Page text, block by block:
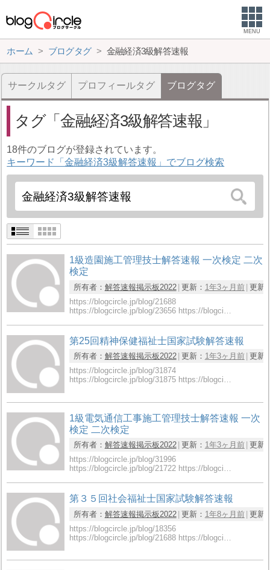
MENU
ホーム ブログタグ 金融経済3級解答速報
サークルタグ プロフィールタグ ブログタグ
タグ 金融経済3級解答速報
18件のブログが登録されています。
キーワード「金融経済3級解答速報」でブログ検索
1級造園施工管理技士解答速報 一次検定 二次
検定
所有者： 解答速報掲示板2022 更新： 1年3ヶ月前 更新
https://blogcircle.jp/blog/21688
https://blogcircle.jp/blog/23656 https://blogci…
第25回精神保健福祉士国家試験解答速報
所有者： 解答速報掲示板2022 更新： 1年3ヶ月前 更新
https://blogcircle.jp/blog/31874
https://blogcircle.jp/blog/31875 https://blogci…
1級電気通信工事施工管理技士解答速報 一次
検定 二次検定
所有者： 解答速報掲示板2022 更新： 1年3ヶ月前 更新
https://blogcircle.jp/blog/31996
https://blogcircle.jp/blog/21722 https://blogci…
第３５回社会福祉士国家試験解答速報
所有者： 解答速報掲示板2022 更新： 1年8ヶ月前 更新
https://blogcircle.jp/blog/18356
https://blogcircle.jp/blog/21688 https://blogci…